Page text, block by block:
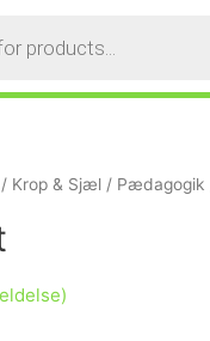
/ Krop & Sjæl / Pædagogik